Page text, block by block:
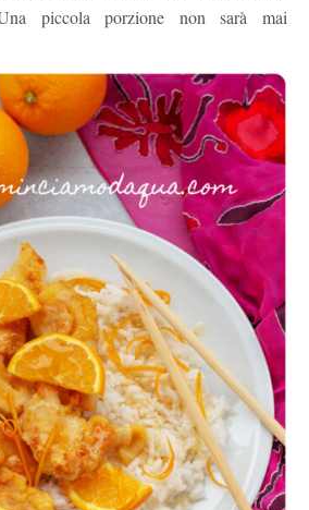
piccola porzione non sarà mai